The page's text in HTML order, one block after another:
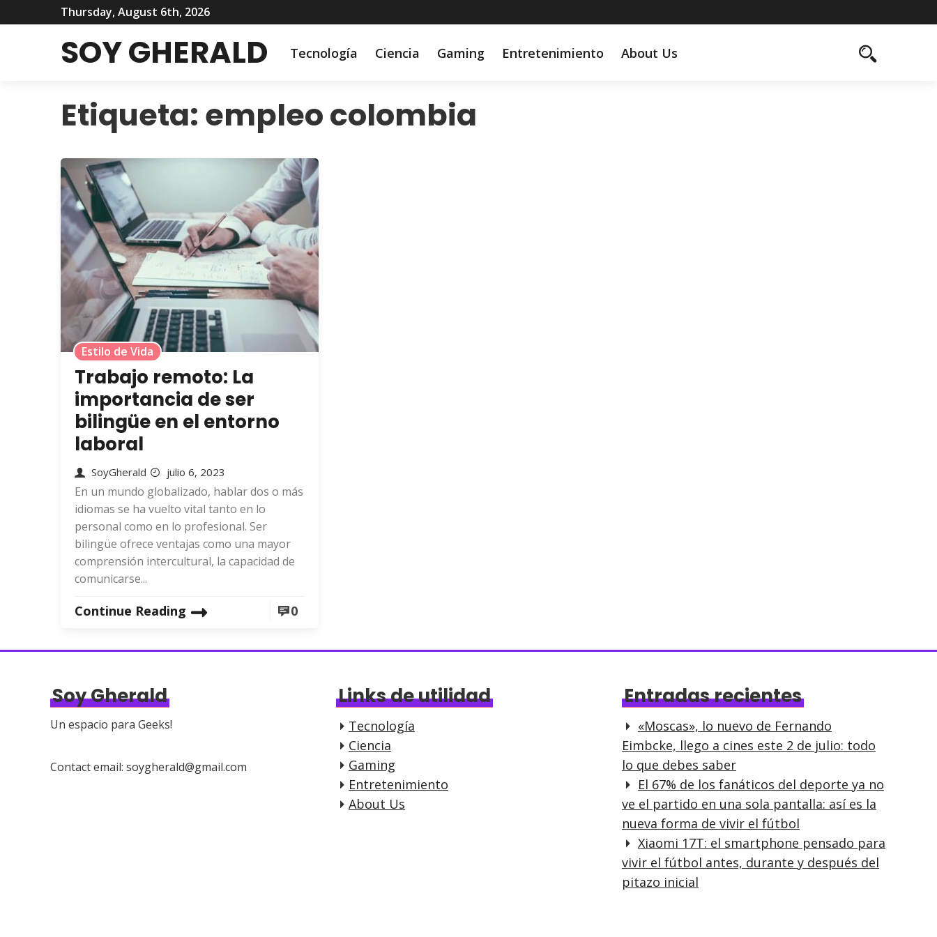
Thursday, August 6th, 2026
SOY GHERALD Tecnología Ciencia Gaming Entretenimiento About Us
Etiqueta: empleo colombia
Estilo de Vida
Trabajo remoto: La
importancia de ser
bilingüe en el entorno
laboral
SoyGherald julio 6, 2023
En un mundo globalizado, hablar dos o más
idiomas se ha vuelto vital tanto en lo
personal como en lo profesional. Ser
bilingüe ofrece ventajas como una mayor
comprensión intercultural, la capacidad de
comunicarse...
Continue Reading 0
Soy Gherald
Un espacio para Geeks!
Contact email: soygherald@gmail.com
Links de utilidad
Tecnología
Ciencia
Gaming
Entretenimiento
About Us
Entradas recientes
«Moscas», lo nuevo de Fernando
Eimbcke, llego a cines este 2 de julio: todo
lo que debes saber
El 67% de los fanáticos del deporte ya no
ve el partido en una sola pantalla: así es la
nueva forma de vivir el fútbol
Xiaomi 17T: el smartphone pensado para
vivir el fútbol antes, durante y después del
pitazo inicial